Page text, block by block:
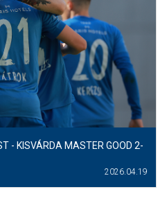
- KISVÁRDA MASTER GOOD 2-
2026.04.19